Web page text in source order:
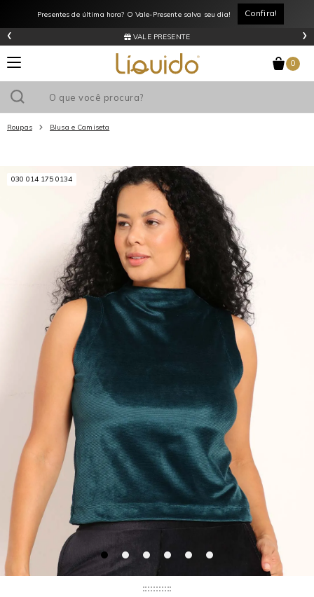
Presentes de última hora? O Vale-Presente salva seu dia! Confira!
VALE PRESENTE
‹ ›
0
Roupas Blusa e Camiseta
e ganhe R$0 de desconto
compra acima de R$
030 014 175 0134